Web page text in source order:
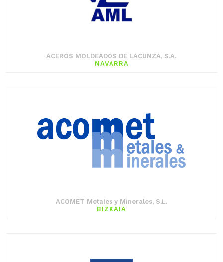
ACEROS MOLDEADOS DE LACUNZA, S.A.
NAVARRA
ACOMET Metales y Minerales, S.L.
BIZKAIA